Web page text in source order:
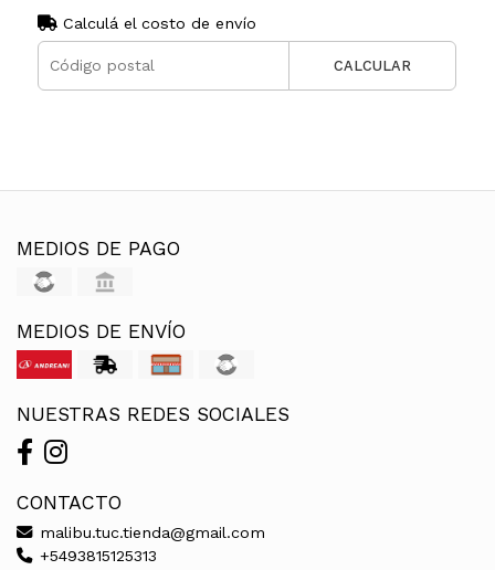
Calculá el costo de envío
CALCULAR
MEDIOS DE PAGO
MEDIOS DE ENVÍO
NUESTRAS REDES SOCIALES
CONTACTO
malibu.tuc.tienda@gmail.com
+5493815125313